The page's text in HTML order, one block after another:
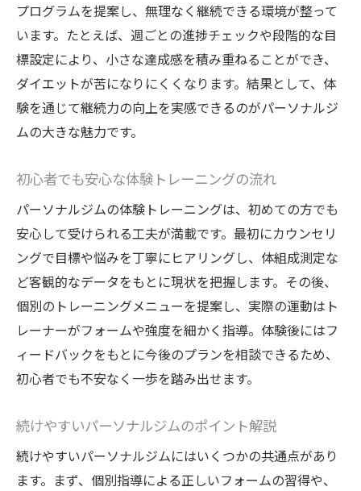
プログラムを提案し、無理なく継続できる環境が整って
います。たとえば、週ごとの進捗チェックや段階的な目
標設定により、小さな達成感を積み重ねることができ、
ダイエットが苦になりにくくなります。結果として、体
験を通じて継続力の向上を実感できるのがパーソナルジ
ムの大きな魅力です。
初心者でも安心な体験トレーニングの流れ
パーソナルジムの体験トレーニングは、初めての方でも
安心して受けられる工夫が満載です。最初にカウンセリ
ングで目標や悩みを丁寧にヒアリングし、体組成測定な
ど客観的なデータをもとに現状を把握します。その後、
個別のトレーニングメニューを提案し、実際の運動はト
レーナーがフォームや強度を細かく指導。体験後にはフ
ィードバックをもとに今後のプランを相談できるため、
初心者でも不安なく一歩を踏み出せます。
続けやすいパーソナルジムのポイント解説
続けやすいパーソナルジムにはいくつかの共通点があり
ます。まず、個別指導による正しいフォームの習得や、